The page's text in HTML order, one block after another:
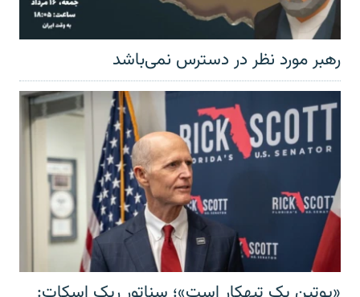
رهبر مورد نظر در دسترس نمی‌باشد